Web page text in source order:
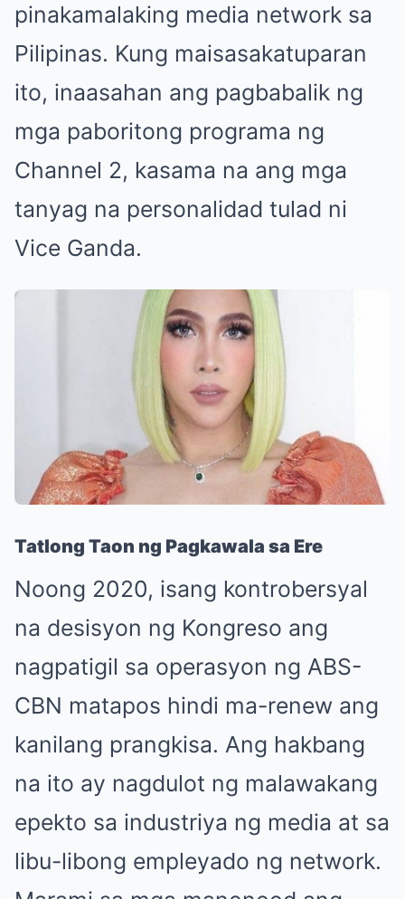
pinakamalaking media network sa
Pilipinas. Kung maisasakatuparan
ito, inaasahan ang pagbabalik ng
mga paboritong programa ng
Channel 2, kasama na ang mga
tanyag na personalidad tulad ni
Vice Ganda.
Tatlong Taon ng Pagkawala sa Ere
Noong 2020, isang kontrobersyal
na desisyon ng Kongreso ang
nagpatigil sa operasyon ng ABS-
CBN matapos hindi ma-renew ang
kanilang prangkisa. Ang hakbang
na ito ay nagdulot ng malawakang
epekto sa industriya ng media at sa
libu-libong empleyado ng network.